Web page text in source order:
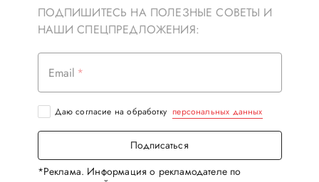
ПОДПИШИТЕСЬ НА ПОЛЕЗНЫЕ СОВЕТЫ И
НАШИ СПЕЦПРЕДЛОЖЕНИЯ:
Email
Даю согласие на обработку персональных данных
Подписаться
*Реклама. Информация о рекламодателе по